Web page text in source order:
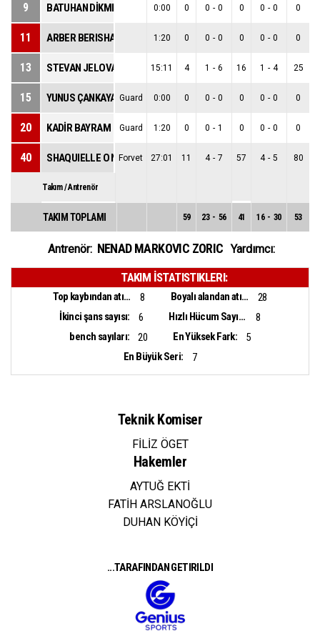
9 BATUHAN DİKMEN 0:00 0 0 - 0 0 0 - 0 0
11 ARBER BERISHA 1:20 0 0 - 0 0 0 - 0 0
13 STEVAN JELOVAC 15:11 4 1 - 6 16 1 - 4 25
15 YUNUS ÇANKAYA Guard 0:00 0 0 - 0 0 0 - 0 0
20 KADİR BAYRAM Guard 1:20 0 0 - 1 0 0 - 0 0
40 SHAQUIELLE O NEAL MCKISSIC
Forvet 27:01 11 4 - 7 57 4 - 5 80
Takım / Antrenör
TAKIM TOPLAMI 59 23 - 56 41 16 - 30 53
Antrenör: NENAD MARKOVIC ZORIC Yardımcı:
TAKIM İSTATISTIKLERI:
Top kaybından atılan sayı: 8 Boyalı alandan atılan sayı:
28
İkinci şans sayısı:
6 Hızlı Hücum Sayısı:
8
bench sayıları:
20 En Yüksek Fark:
5
En Büyük Seri:
7
Teknik Komiser
FİLİZ ÖGET
Hakemler
AYTUĞ EKTİ
FATİH ARSLANOĞLU
DUHAN KÖYİÇİ
...TARAFINDAN GETIRILDI